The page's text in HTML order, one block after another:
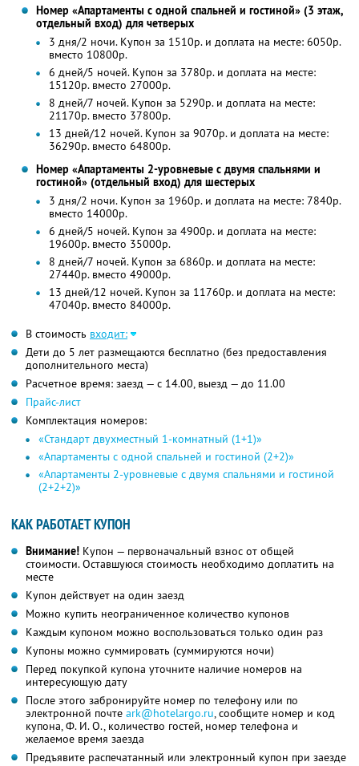
Номер «Апартаменты с одной спальней и гостиной» (3 этаж,
отдельный вход) для четверых
3 дня/2 ночи. Купон за 1510р. и доплата на месте: 6050р.
вместо 10800р.
6 дней/5 ночей. Купон за 3780р. и доплата на месте:
15120р. вместо 27000р.
8 дней/7 ночей. Купон за 5290р. и доплата на месте:
21170р. вместо 37800р.
13 дней/12 ночей. Купон за 9070р. и доплата на месте:
36290р. вместо 64800р.
Номер «Апартаменты 2-уровневые с двумя спальнями и
гостиной» (отдельный вход) для шестерых
3 дня/2 ночи. Купон за 1960р. и доплата на месте: 7840р.
вместо 14000р.
6 дней/5 ночей. Купон за 4900р. и доплата на месте:
19600р. вместо 35000р.
8 дней/7 ночей. Купон за 6860р. и доплата на месте:
27440р. вместо 49000р.
13 дней/12 ночей. Купон за 11760р. и доплата на месте:
47040р. вместо 84000р.
В стоимость входит:
Дети до 5 лет размещаются бесплатно (без предоставления
дополнительного места)
Расчетное время: заезд — с 14.00, выезд — до 11.00
Прайс-лист
Комплектация номеров:
«Стандарт двухместный 1-комнатный (1+1)»
«Апартаменты с одной спальней и гостиной (2+2)»
«Апартаменты 2-уровневые с двумя спальнями и гостиной
(2+2+2)»
КАК РАБОТАЕТ КУПОН
Внимание! Купон — первоначальный взнос от общей
стоимости. Оставшуюся стоимость необходимо доплатить на
месте
Купон действует на один заезд
Можно купить неограниченное количество купонов
Каждым купоном можно воспользоваться только один раз
Купоны можно суммировать (суммируются ночи)
Перед покупкой купона уточните наличие номеров на
интересующую дату
После этого забронируйте номер по телефону или по
электронной почте ark@hotelargo.ru, сообщите номер и код
купона, Ф. И. О., количество гостей, номер телефона и
желаемое время заезда
Предъявите распечатанный или электронный купон при заезде